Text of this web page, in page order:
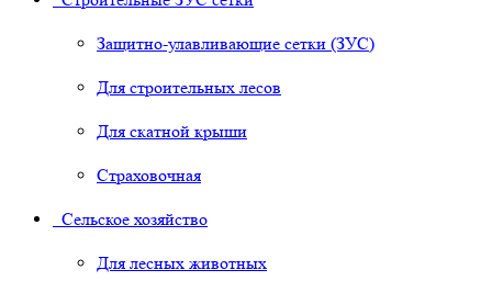
Защитно-улавливающие сетки (ЗУС)
Для строительных лесов
Для скатной крыши
Страховочная
Сельское хозяйство
Для лесных животных